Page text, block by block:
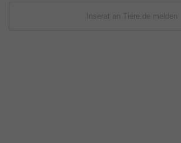
Inserat an Tiere.de melden